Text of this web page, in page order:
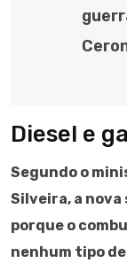
Diesel e
Segundo o
Silveira, a nova
porque o
nenhum tipo